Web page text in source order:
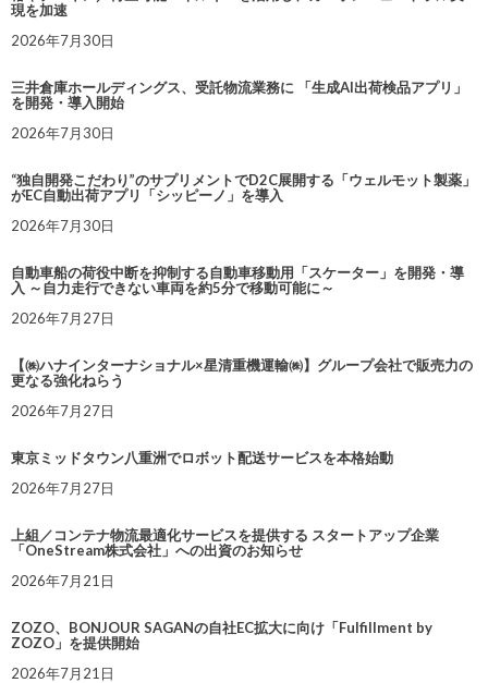
現を加速
2026年7月30日
三井倉庫ホールディングス、受託物流業務に 「生成AI出荷検品アプリ」
を開発・導入開始
2026年7月30日
“独自開発こだわり”のサプリメントでD2C展開する「ウェルモット製薬」
がEC自動出荷アプリ「シッピーノ」を導入
2026年7月30日
自動車船の荷役中断を抑制する自動車移動用「スケーター」を開発・導
入 ～自力走行できない車両を約5分で移動可能に～
2026年7月27日
【㈱ハナインターナショナル×星清重機運輸㈱】グループ会社で販売力の
更なる強化ねらう
2026年7月27日
東京ミッドタウン八重洲でロボット配送サービスを本格始動
2026年7月27日
上組／コンテナ物流最適化サービスを提供する スタートアップ企業
「OneStream株式会社」への出資のお知らせ
2026年7月21日
ZOZO、BONJOUR SAGANの自社EC拡大に向け「Fulfillment by
ZOZO」を提供開始
2026年7月21日